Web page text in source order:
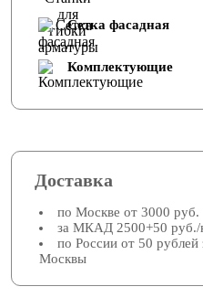
Сетка фасадная
Комплектующие
Доставка
по Москве от 3000 руб.
за МКАД 2500+50 руб./
по России от 50 рублей
Москвы